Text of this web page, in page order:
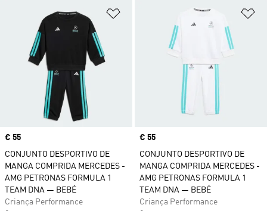
Adicionar à Lista de Desejos
Price
€ 55
CONJUNTO DESPORTIVO DE
MANGA COMPRIDA MERCEDES -
AMG PETRONAS FORMULA 1
TEAM DNA — BEBÉ
Criança Performance
Price
€ 55
CONJUNTO DESPORTIVO DE
MANGA COMPRIDA MERCEDES -
AMG PETRONAS FORMULA 1
TEAM DNA — BEBÉ
Criança Performance